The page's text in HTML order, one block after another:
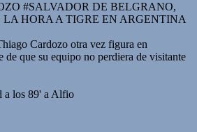
#SALVADOR DE BELGRANO,
LA HORA A TIGRE EN ARGENTINA
Cardozo otra vez figura en
de que su equipo no perdiera de visitante
a los 89' a Alfio